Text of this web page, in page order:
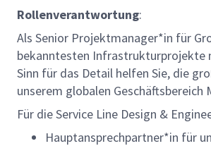
Rollenverantwortung:
Als Senior Projektmanager*in für
bekanntesten Infrastrukturprojekte
Sinn für das Detail helfen Sie, die
unserem globalen
Für die Service Line Design &
Hauptansprechpartner*in für